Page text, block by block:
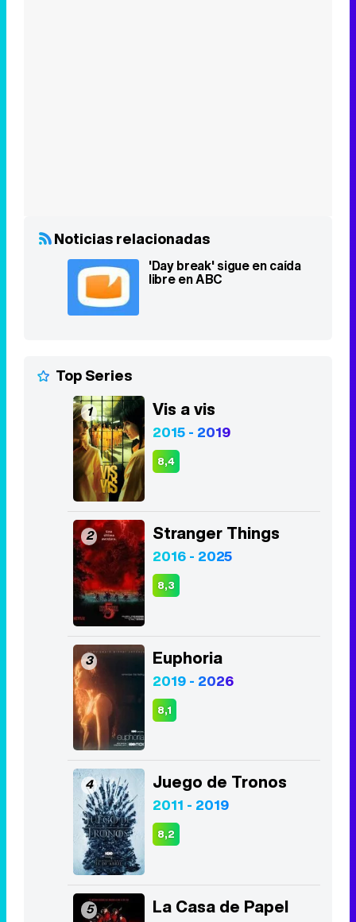
Noticias relacionadas
'Day break' sigue en caída
libre en ABC
Top Series
1 Vis a vis
2015 - 2019
8,4
2 Stranger Things
2016 - 2025
8,3
3 Euphoria
2019 - 2026
8,1
4 Juego de Tronos
2011 - 2019
8,2
5 La Casa de Papel